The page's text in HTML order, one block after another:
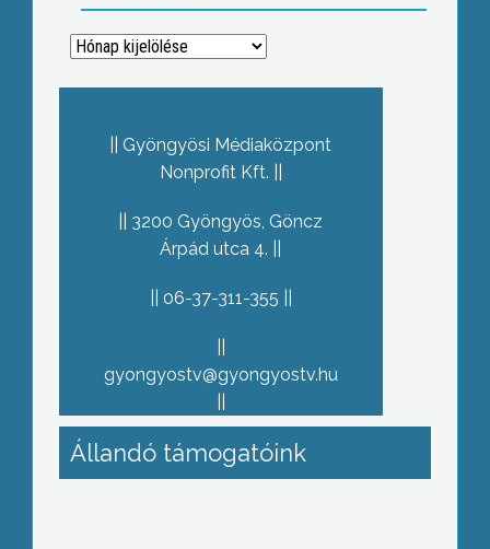
Archívum
Gyöngyösi Médiaközpont
Nonprofit Kft.
3200 Gyöngyös, Göncz
Árpád utca 4.
06-37-311-355
gyongyostv@gyongyostv.hu
Állandó támogatóink